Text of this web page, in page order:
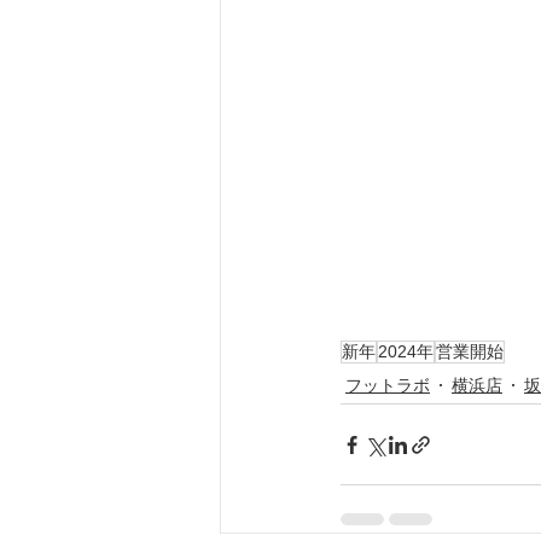
新年2024年営業開始
フットラボ
横浜店